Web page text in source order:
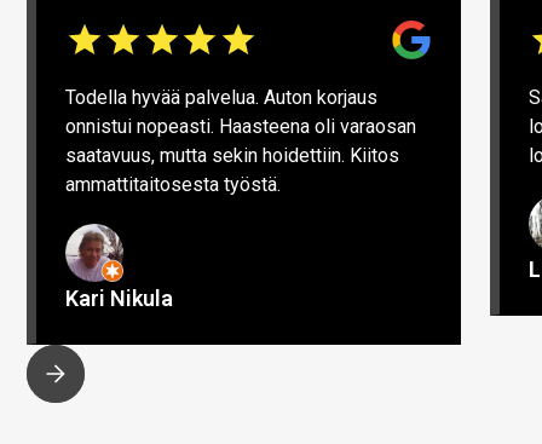
Todella hyvää palvelua. Auton korjaus
onnistui nopeasti. Haasteena oli varaosan
saatavuus, mutta sekin hoidettiin. Kiitos
ammattitaitosesta työstä.
Kari Nikula